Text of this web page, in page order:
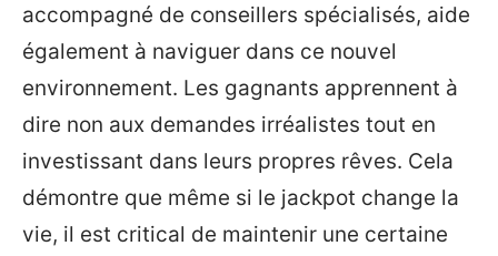
accompagné de conseillers spécialisés, aide
également à naviguer dans ce nouvel
environnement. Les gagnants apprennent à
dire non aux demandes irréalistes tout en
investissant dans leurs propres rêves. Cela
démontre que même si le jackpot change la
vie, il est critical de maintenir une certaine